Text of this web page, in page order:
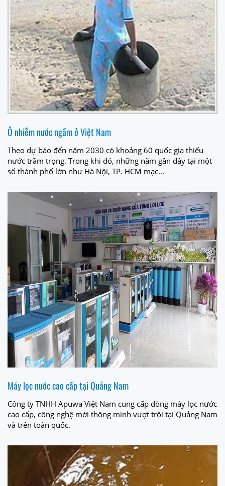
Ô nhiễm nước ngầm ở Việt Nam
Theo dự báo đến năm 2030 có khoảng 60 quốc gia thiếu
nước trầm trọng. Trong khi đó, những năm gần đây tại một
số thành phố lớn như Hà Nội, TP. HCM mạc...
Máy lọc nước cao cấp tại Quảng Nam
Công ty TNHH Apuwa Việt Nam cung cấp dòng máy lọc nước
cao cấp, công nghệ mới thông minh vượt trội tại Quảng Nam
và trên toàn quốc.